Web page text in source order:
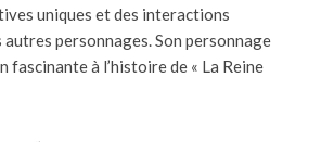
uniques et des interactions
autres personnages. Son personnage
fascinante à l’histoire de « La Reine